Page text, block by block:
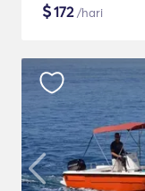
$172/hari